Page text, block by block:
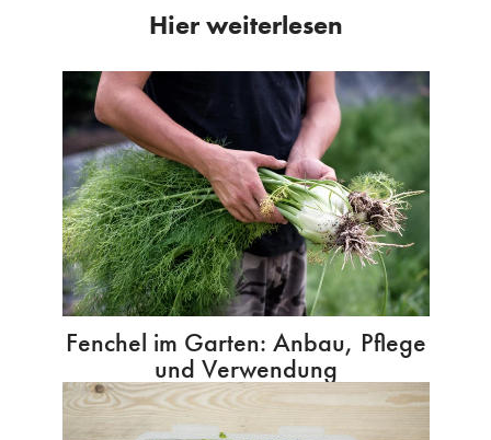
Hier weiterlesen
Fenchel im Garten: Anbau, Pflege
und Verwendung